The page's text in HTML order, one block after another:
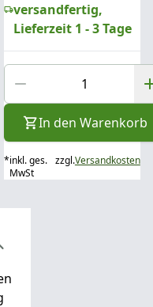
versandfertig,
Lieferzeit 1 - 3 Tage
In den Warenkorb
*inkl. ges.
MwSt
zzgl.Versandkosten